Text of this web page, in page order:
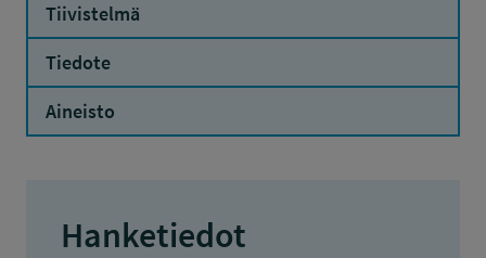
Tiivistelmä
Tiedote
Aineisto
Hanketiedot